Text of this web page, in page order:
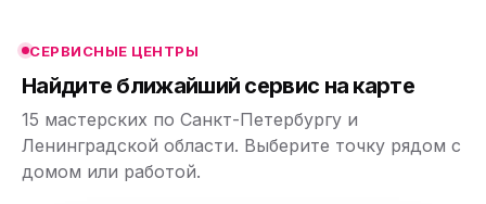
СЕРВИСНЫЕ ЦЕНТРЫ
Найдите ближайший сервис на карте
15 мастерских по Санкт-Петербургу и
Ленинградской области. Выберите точку рядом с
домом или работой.
ю